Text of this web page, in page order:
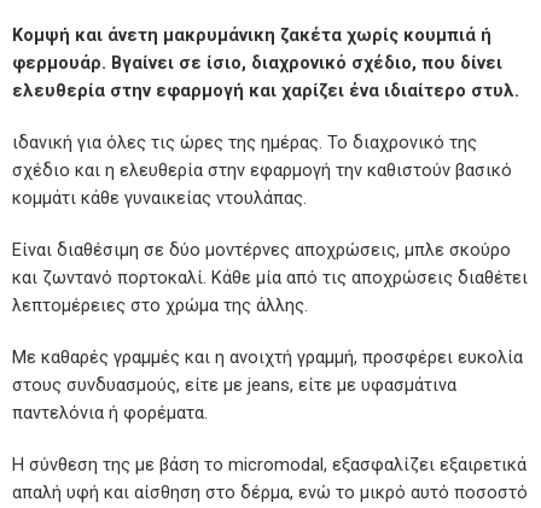
Κομψή και άνετη μακρυμάνικη ζακέτα χωρίς κουμπιά ή
φερμουάρ. Βγαίνει σε ίσιο, διαχρονικό σχέδιο, που δίνει
ελευθερία στην εφαρμογή και χαρίζει ένα ιδιαίτερο στυλ.
ιδανική για όλες τις ώρες της ημέρας. Το διαχρονικό της
σχέδιο και η ελευθερία στην εφαρμογή την καθιστούν βασικό
κομμάτι κάθε γυναικείας ντουλάπας.
Είναι διαθέσιμη σε δύο μοντέρνες αποχρώσεις, μπλε σκούρο
και ζωντανό πορτοκαλί. Κάθε μία από τις αποχρώσεις διαθέτει
λεπτομέρειες στο χρώμα της άλλης.
Με καθαρές γραμμές και η ανοιχτή γραμμή, προσφέρει ευκολία
στους συνδυασμούς, είτε με jeans, είτε με υφασμάτινα
παντελόνια ή φορέματα.
Η σύνθεση της με βάση το micromodal, εξασφαλίζει εξαιρετικά
απαλή υφή και αίσθηση στο δέρμα, ενώ το μικρό αυτό ποσοστό